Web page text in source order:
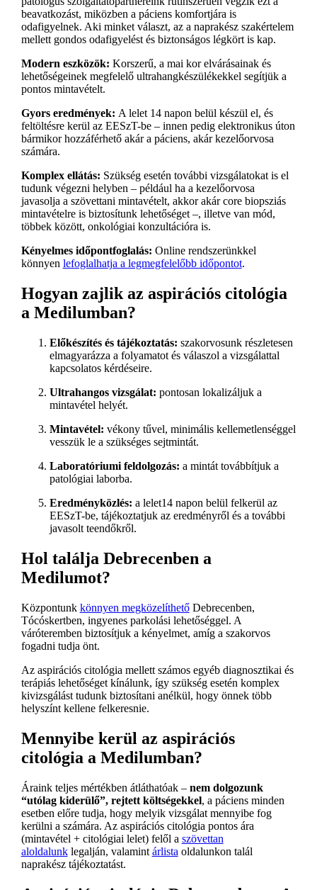
beavatkozást, miközben a páciens komfortjára is
odafigyelnek. Aki minket választ, az a naprakész szakértelem
mellett gondos odafigyelést és biztonságos légkört is kap.
Modern eszközök: Korszerű, a mai kor elvárásainak és
lehetőségeinek megfelelő ultrahangkészülékekkel segítjük a
pontos mintavételt.
Gyors eredmények: A lelet 14 napon belül készül el, és
feltöltésre kerül az EESzT-be – innen pedig elektronikus úton
bármikor hozzáférhető akár a páciens, akár kezelőorvosa
számára.
Komplex ellátás: Szükség esetén további vizsgálatokat is el
tudunk végezni helyben – például ha a kezelőorvosa
javasolja a szövettani mintavételt, akkor akár core biopsziás
mintavételre is biztosítunk lehetőséget –, illetve van mód,
többek között, onkológiai konzultációra is.
Kényelmes időpontfoglalás: Online rendszerünkkel
könnyen lefoglalhatja a legmegfelelőbb időpontot.
Hogyan zajlik az aspirációs citológia
a Medilumban?
Előkészítés és tájékoztatás: szakorvosunk részletesen
elmagyarázza a folyamatot és válaszol a vizsgálattal
kapcsolatos kérdéseire.
Ultrahangos vizsgálat: pontosan lokalizáljuk a
mintavétel helyét.
Mintavétel: vékony tűvel, minimális kellemetlenséggel
vesszük le a szükséges sejtmintát.
Laboratóriumi feldolgozás: a mintát továbbítjuk a
patológiai laborba.
Eredményközlés: a lelet14 napon belül felkerül az
EESzT-be, tájékoztatjuk az eredményről és a további
javasolt teendőkről.
Hol találja Debrecenben a
Medilumot?
Központunk könnyen megközelíthetőDebrecenben,
Tócóskertben, ingyenes parkolási lehetőséggel. A
váróteremben biztosítjuk a kényelmet, amíg a szakorvos
fogadni tudja önt.
Az aspirációs citológia mellett számos egyéb diagnosztikai és
terápiás lehetőséget kínálunk, így szükség esetén komplex
kivizsgálást tudunk biztosítani anélkül, hogy önnek több
helyszínt kellene felkeresnie.
Mennyibe kerül az aspirációs
citológia a Medilumban?
Áraink teljes mértékben átláthatóak – nem dolgozunk
“utólag kiderülő”, rejtett költségekkel, a páciens minden
esetben előre tudja, hogy melyik vizsgálat mennyibe fog
kerülni a számára. Az aspirációs citológia pontos ára
(mintavétel + citológiai lelet) felől a szövettan
aloldalunklegalján, valamint árlista oldalunkon talál
naprakész tájékoztatást.